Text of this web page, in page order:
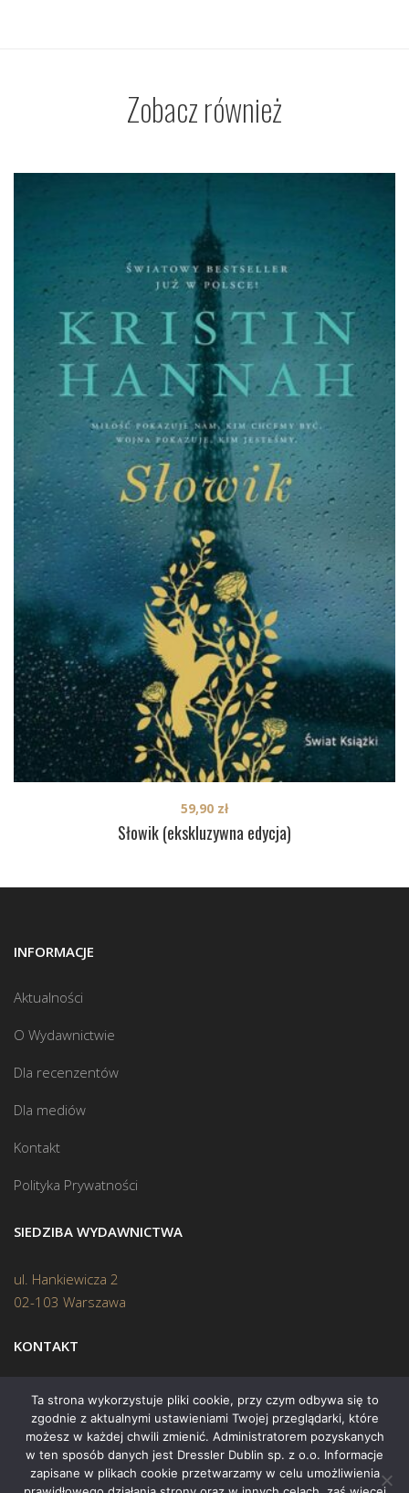
Zobacz również
Słowik (ekskluzywna edycja)
59,90 zł
INFORMACJE
Aktualności
O Wydawnictwie
Dla recenzentów
Dla mediów
Kontakt
Polityka Prywatności
SIEDZIBA WYDAWNICTWA
ul. Hankiewicza 2
02-103 Warszawa
KONTAKT
Biuro:(22) 45 70 402
Mail:biuro@swiatksiazki.pl
Ta strona wykorzystuje pliki cookie, przy czym odbywa się to
zgodnie z aktualnymi ustawieniami Twojej przeglądarki, które
możesz w każdej chwili zmienić. Administratorem pozyskanych
w ten sposób danych jest Dressler Dublin sp. z o.o. Informacje
zapisane w plikach cookie przetwarzamy w celu umożliwienia